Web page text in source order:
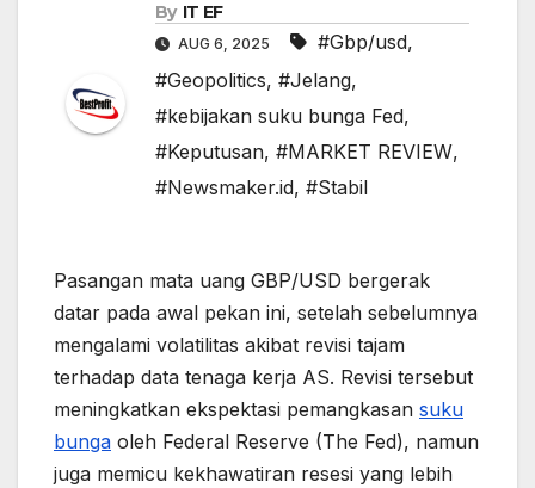
By IT EF
AUG 6, 2025 #Gbp/usd,
#Geopolitics, #Jelang,
#kebijakan suku bunga Fed,
#Keputusan, #MARKET REVIEW,
#Newsmaker.id, #Stabil
Pasangan mata uang GBP/USD bergerak
datar pada awal pekan ini, setelah sebelumnya
mengalami volatilitas akibat revisi tajam
terhadap data tenaga kerja AS. Revisi tersebut
meningkatkan ekspektasi pemangkasan suku
bunga oleh Federal Reserve (The Fed), namun
juga memicu kekhawatiran resesi yang lebih